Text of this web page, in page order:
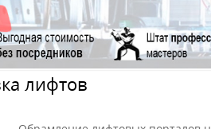
лифтов